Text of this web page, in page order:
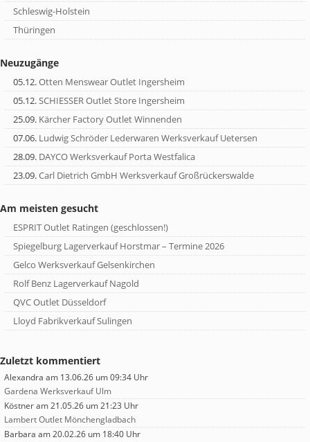
Schleswig-Holstein
Thüringen
Neuzugänge
05.12.Otten Menswear Outlet Ingersheim
05.12.SCHIESSER Outlet Store Ingersheim
25.09. Kärcher Factory Outlet Winnenden
07.06. Ludwig Schröder Lederwaren Werksverkauf Uetersen
28.09. DAYCO Werksverkauf Porta Westfalica
23.09.Carl Dietrich GmbH Werksverkauf Großrückerswalde
Am meisten gesucht
ESPRIT Outlet Ratingen (geschlossen!)
Spiegelburg Lagerverkauf Horstmar – Termine 2026
Gelco Werksverkauf Gelsenkirchen
Rolf Benz Lagerverkauf Nagold
QVC Outlet Düsseldorf
Lloyd Fabrikverkauf Sulingen
Zuletzt kommentiert
Alexandra am 13.06.26 um 09:34 Uhr
Gardena Werksverkauf Ulm
Köstneram 21.05.26 um 21:23 Uhr
Lambert Outlet Mönchengladbach
Barbara am 20.02.26 um 18:40 Uhr